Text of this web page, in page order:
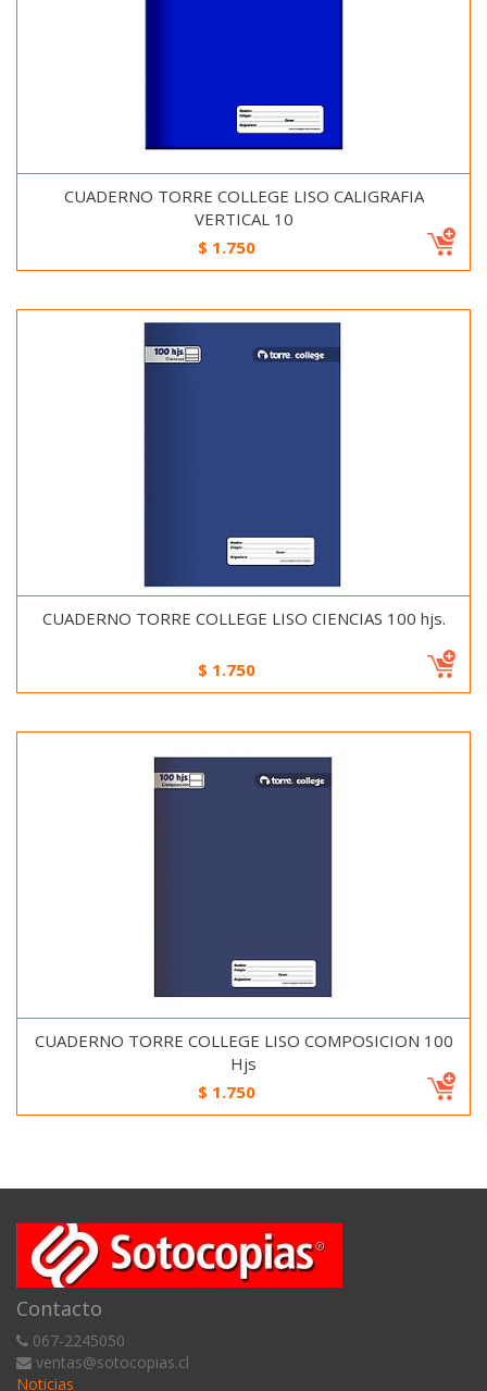
CUADERNO TORRE COLLEGE LISO CALIGRAFIA
VERTICAL 10
$ 1.750
CUADERNO TORRE COLLEGE LISO CIENCIAS 100 hjs.
$ 1.750
CUADERNO TORRE COLLEGE LISO COMPOSICION 100
Hjs
$ 1.750
Contacto
067-2245050
ventas@sotocopias.cl
Noticias